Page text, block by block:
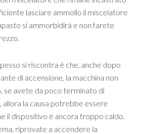
lasciare ammollo il miscelatore
si ammorbidirà e non farete
si riscontra è che, anche dopo
di accensione, la macchina non
se avete da poco terminato di
allora la causa potrebbe essere
il dispositivo è ancora troppo caldo.
riprovate a accendere la